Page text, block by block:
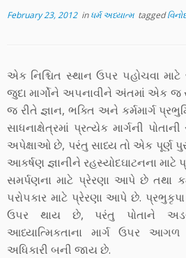
February 23, 2012inધર્મ અધ્યાત્મ tagged
એક નિશ્ચિત સ્‍થાન ઉ૫ર ૫હોચવા માટે
જુદા માર્ગોને અ૫નાવીને અંતમાં એક જ
જ રીતે જ્ઞાન, ભક્તિ અને કર્મમાર્ગ
સાધનાક્ષેત્રમાં પ્રત્‍યેક માર્ગની
અપેક્ષાઓ છે, પરંતુ સાધ્‍ય તો એક પૂર્ણ
આકર્ષણ જ્ઞાનીને રહસ્‍યોદઘાટનના
સમર્પણના માટે પ્રેરણા આપે છે તથા
૫રો૫કાર માટે પ્રેરણા આપે છે.
ઉ૫ર થાય છે, પરંતુ પોતાને
આધ્‍યાત્‍મિકતાના માર્ગ ઉ૫ર આગળ
અધિકારી બની જાય છે.